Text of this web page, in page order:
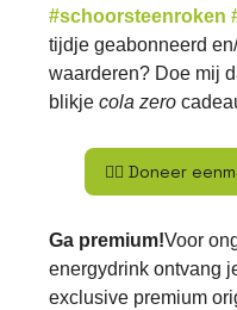
#schoorsteenroken
tijdje geabonneerd
waarderen? Doe mij
blikje cola zero
👉🏽 Doneer
Ga premium!Voor
energydrink ontvang
exclusive premium